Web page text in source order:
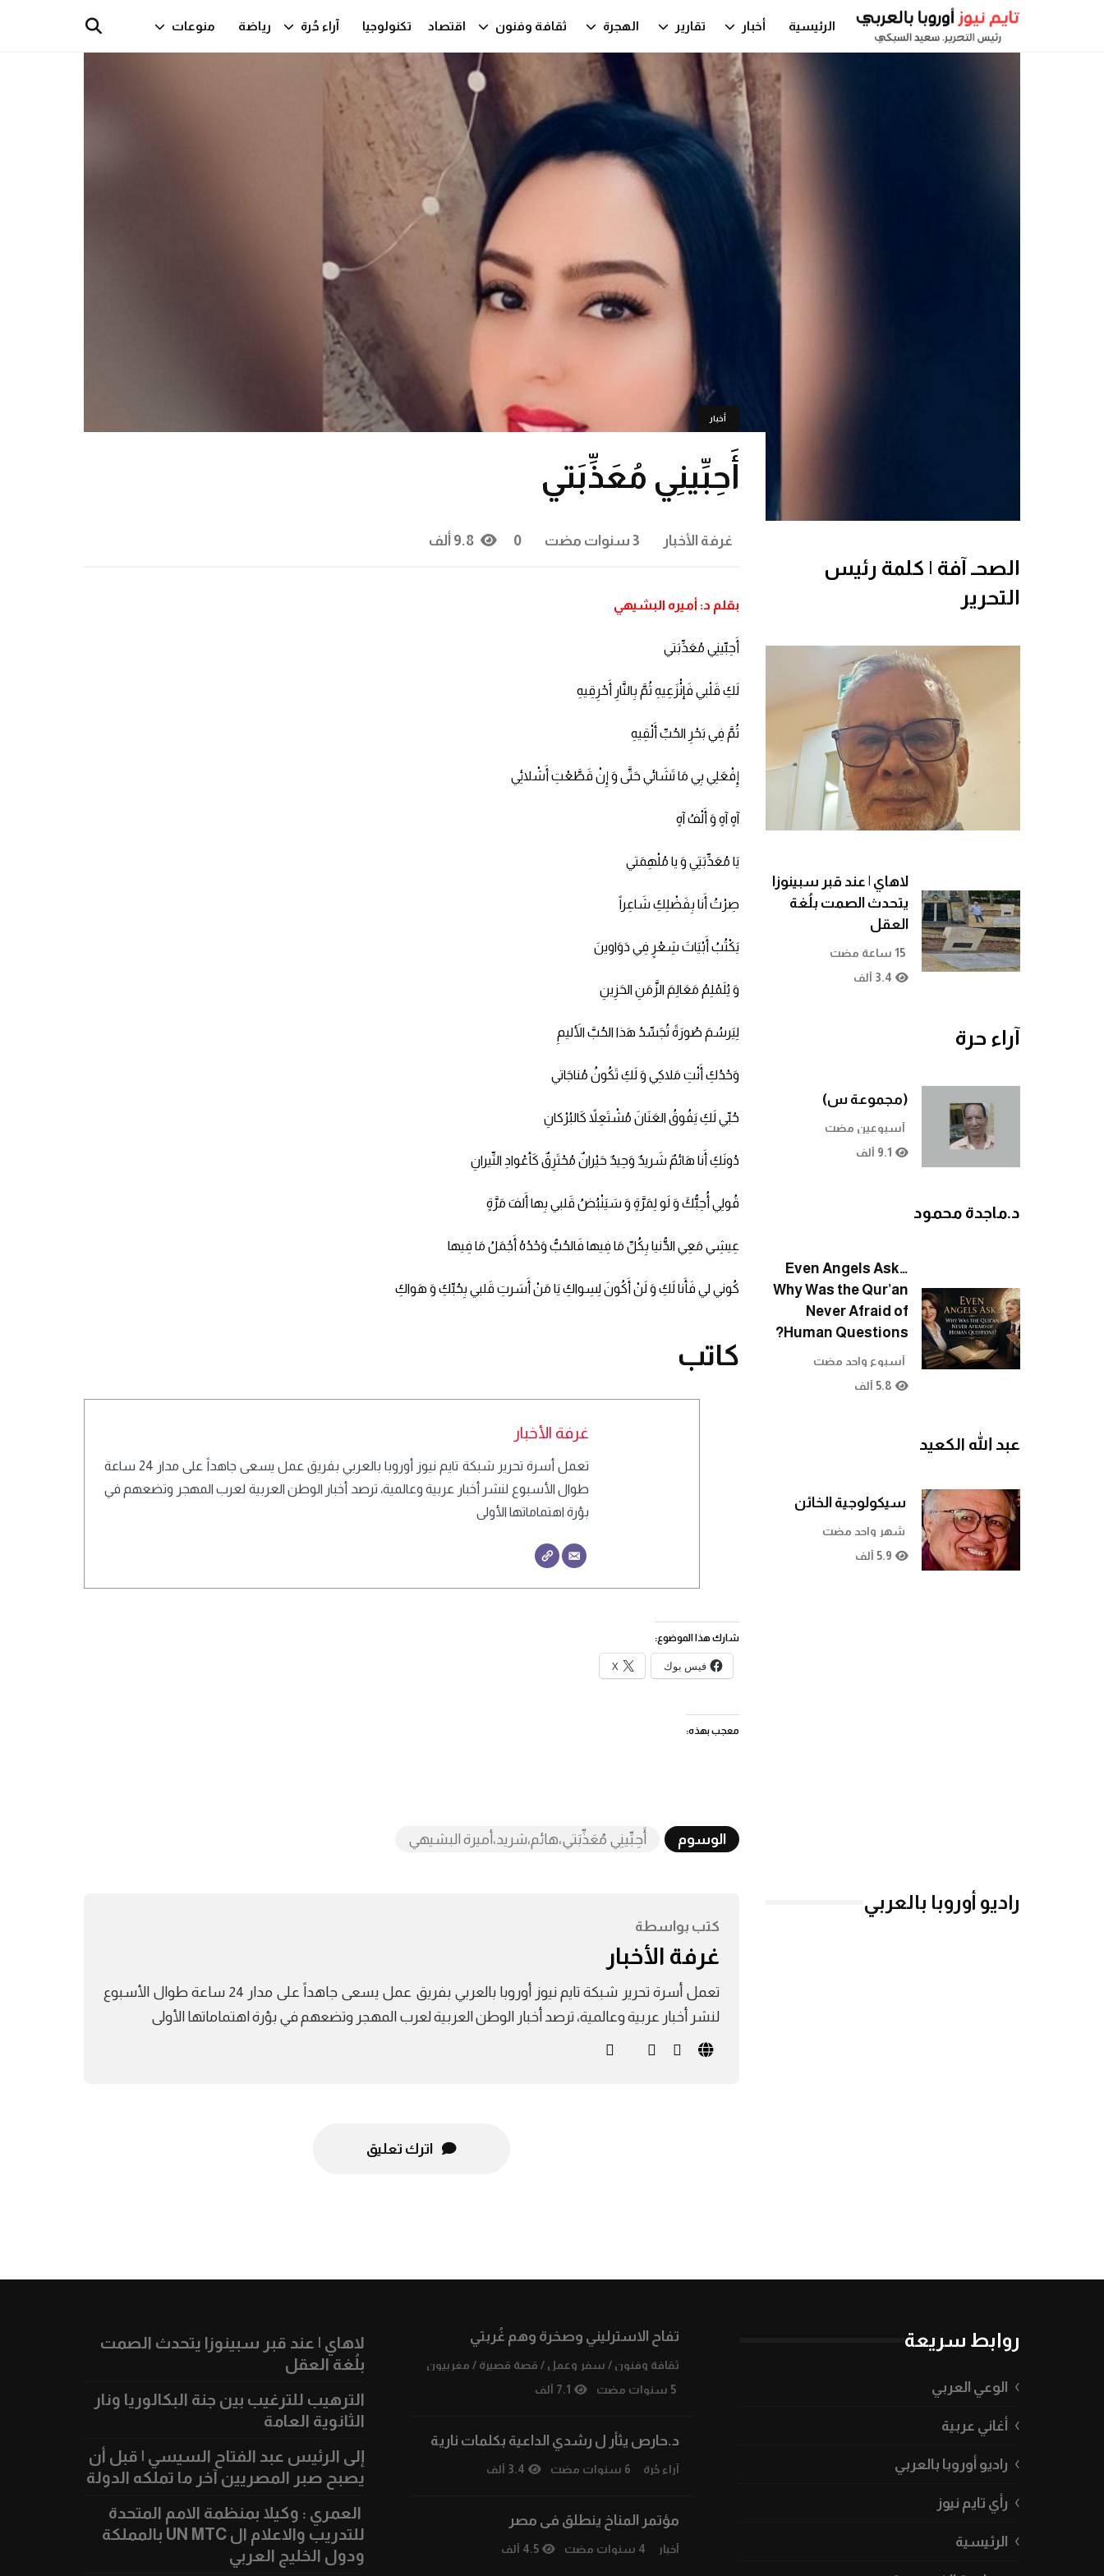
الرئيسية أخبار تقارير الهجرة ثقافة وفنون اقتصاد تكنولوجيا آراء حُرة رياضة منوعات
أخبار
أَحِبِّينِي مُعَذِّبَتي
غرفة الأخبار 3 سنوات مضت 0 9.8 ألف
بقلم د: أميره البشيهي
أَحِبِّينِي مُعَذِّبَتي
لَكِ قَلْبي فَإنْْزَعِيهِ ثُمَّ بِالنَّارِ أَحْرِقِيهِ
ثُمَّ فِي بَحْرِ الحُبِّ أَلْقِيهِ
إِفْعَلِي بِي مَا تَشَائي حَتَّى وَ إِنْ قَطَّعْتِ أَشْلائِي
آهٍ آهٍ وَ أَلْفُ آهٍ
يَا مُعَذِّبَتِي وَ يا مُلْهِمَتي
صِرْتُ أَنا بِفَضْلِكِ شَاعِراً
يَكْتُبُ أَبْيَاتَ شِعْرٍ فِي دَوَاوينَ
وَ يُلَمْلِمُ مَعَالِمَ الزَّمَنِ الحَزِينِ
لِيَرسُمَ صُورَةً تُجَسِّدُ هَذا الحُبَّ الأَليمِ
وَحْدُكِ أَنْتِ مَلاكِي وَ لَكِ تَكُونُ مُناجَاتي
حُبِّي لَكِ يَفُوقُ العَنَانَ مُشْتَعِلاً كَالبُرْكانِ
دُونَكِ أَنا هَائمٌ شَريدٌ وَحِيدٌ حَيْرانٌ مُحْتَرِقٌ كَأعْوادِ النِّيرانِ
قُولِي أُحِبُّكَ وَ لَو لِمَرَّةٍ وَ سَيَنْبُضُ قَلبي بِها أَلفَ مَرَّةٍ
عِيشِي مَعِي الدُّنيا بِكُلِّ مَا فِيها فَالحُبُّ وَحْدُهُ أَجْمَلُ مَا فِيها
كُوني لي فَأَنا لَكِ وَ لَنْ أَكُونَ لِسِواكِ يَا مَنْ أَسَرتِ قَلبي بِحُبِّكِ وَ هَواكِ
كاتب
غرفة الأخبار
تعمل أسرة تحرير شبكة تايم نيوز أوروبا بالعربي بفريق عمل يسعى جاهداً على مدار 24 ساعة
طوال الأسبوع لنشر أخبار عربية وعالمية، ترصد أخبار الوطن العربية لعرب المهجر وتضعهم في
بؤرة اهتماماتها الأولى
شارك هذا الموضوع:
فيس بوك X
معجب بهذه:
الوسوم أَحِبِّينِي مُعَذِّبَتي،هائم،شريد،أميرة البشيهي
كتب بواسطة
غرفة الأخبار
تعمل أسرة تحرير شبكة تايم نيوز أوروبا بالعربي بفريق عمل يسعى جاهداً على مدار 24 ساعة طوال الأسبوع
لنشر أخبار عربية وعالمية، ترصد أخبار الوطن العربية لعرب المهجر وتضعهم في بؤرة اهتماماتها الأولى
اترك تعليق
الصحـ آفة | كلمة رئيس
التحرير
لاهاي | عند قبر سبينوزا
يتحدث الصمت بلُغة
العقل
15 ساعة مضت
3.4 ألف
آراء حرة
(مجموعة س)
أسبوعين مضت
9.1 ألف
د.ماجدة محمود
Even Angels Ask…
Why Was the Qur’an
Never Afraid of
Human Questions?
أسبوع واحد مضت
5.8 ألف
عبد الله الكعيد
سيكولوجية الخائن
شهر واحد مضت
5.9 ألف
راديو أوروبا بالعربي
روابط سريعة
الوعي العربي
أغاني عربية
راديو أوروبا بالعربي
رأي تايم نيوز
الرئيسية
تفاح الاسترليني وصخرة وهم غُربتي
ثقافة وفنون / سفر وعمل / قصة قصيرة / مغربيون
5 سنوات مضت
7.1 ألف
د.حارص يثأر ل رشدي الداعية بكلمات نارية
آراء حُرة 6 سنوات مضت 3.4 ألف
مؤتمر المناخ ينطلق فى مصر
أخبار 4 سنوات مضت 4.5 ألف
لاهاي | عند قبر سبينوزا يتحدث الصمت
بلُغة العقل
الترهيب للترغيب بين جنة البكالوريا ونار
الثانوية العامة
إلى الرئيس عبد الفتاح السيسي | قبل أن
يصبح صبر المصريين آخر ما تملكه الدولة
العمري : وكيلا بمنظمة الامم المتحدة
للتدريب والاعلام ال UN MTC بالمملكة
ودول الخليج العربي